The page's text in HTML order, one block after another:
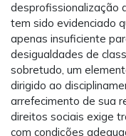
desprofissionalização
tem sido evidenciado
apenas insuficiente
desigualdades de
sobretudo, um
dirigido ao
arrefecimento de sua
direitos sociais exige
com condições